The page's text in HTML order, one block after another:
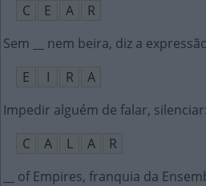
C
E A
R
Sem __ nem beira, diz a
E
I R
A
Impedir alguém de falar, silenciar:
C
A L A
R
__ of Empires, franquia da